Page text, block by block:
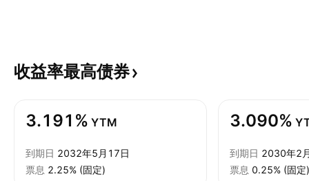
收益率最高债券
3.191% YTM
到期日 2032年5月17日
票息 2.25% (固定)
3.090%
到期日 2030年2
票息 0.25% (固定)